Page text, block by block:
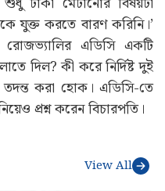
যুক্ত করতে বারণ করিনি।’
রোজভ্যালির এডিসি একটি
দিল? কী করে নির্দিষ্ট দুই
তদন্ত করা হোক। এডিসি-তে
প্রশ্ন করেন বিচারপতি।
View All